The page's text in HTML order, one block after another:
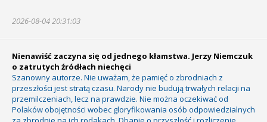
2026-08-04 20:31:03
Nienawiść zaczyna się od jednego kłamstwa. Jerzy Niemczuk
o zatrutych źródłach niechęci
Szanowny autorze. Nie uważam, że pamięć o zbrodniach z
przeszłości jest stratą czasu. Narody nie budują trwałych relacji na
przemilczeniach, lecz na prawdzie. Nie można oczekiwać od
Polaków obojętności wobec gloryfikowania osób odpowiedzialnych